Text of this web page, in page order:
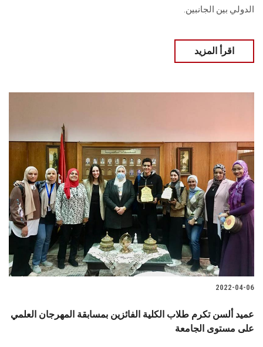
الدولي بين الجانبين.
اقرأ المزيد
2022-04-06
عميد ألسن تكرم طلاب الكلية الفائزين بمسابقة المهرجان العلمي
على مستوى الجامعة